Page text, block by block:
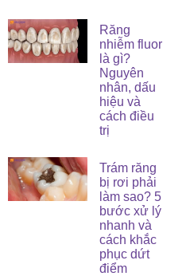
Răng
nhiễm fluor
là gì?
Nguyên
nhân, dấu
hiệu và
cách điều
trị
Trám răng
bị rơi phải
làm sao? 5
bước xử lý
nhanh và
cách khắc
phục dứt
điểm